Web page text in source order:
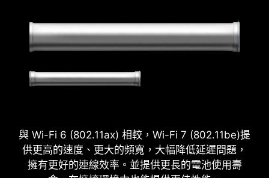
與 Wi-Fi 6 (802.11ax) 相較，Wi-Fi 7 (802.11be)提
供更高的速度、更大的頻寬，大幅降低延遲問題，
擁有更好的連線效率。並提供更長的電池使用壽
2.5